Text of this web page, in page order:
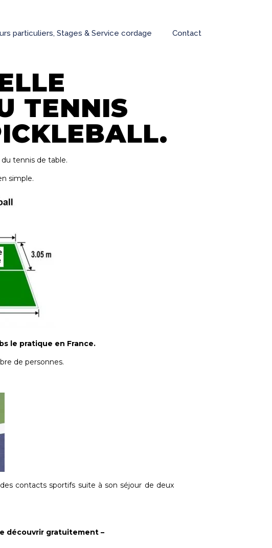
particuliers, Stages & Service cordage Contact
TENNIS
tennis de table.
simple.
le pratique en France.
de personnes.
contacts sportifs suite à son séjour de deux
découvrir gratuitement –